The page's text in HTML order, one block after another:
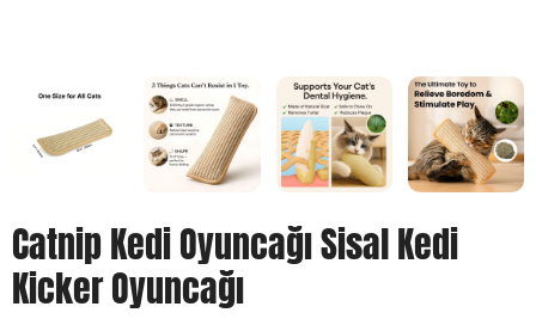
Catnip Kedi Oyuncağı Sisal Kedi
Kicker Oyuncağı